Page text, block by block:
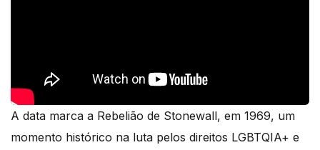
A data marca a Rebelião de Stonewall, em 1969, um
momento histórico na luta pelos direitos LGBTQIA+ e